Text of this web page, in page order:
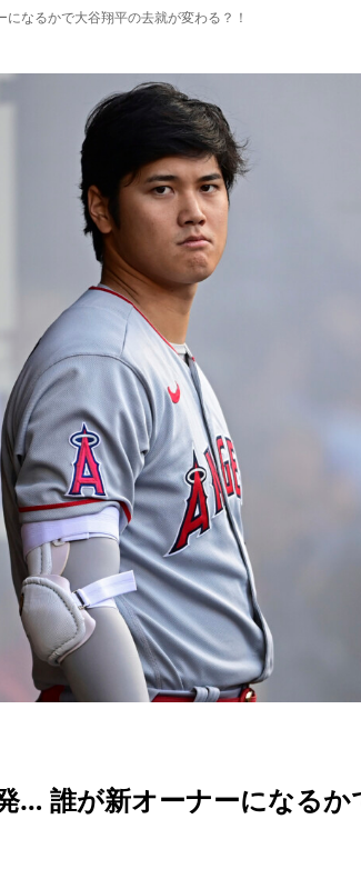
なるかで大谷翔平の去就が変わる？！
… 誰が新オーナーになるか